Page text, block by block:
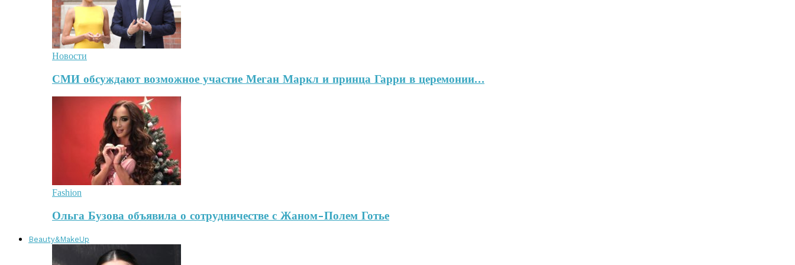
Новости
СМИ обсуждают возможное участие Меган Маркл и принца Гарри в церемонии…
Fashion
Ольга Бузова объявила о сотрудничестве с Жаном-Полем Готье
Beauty&MakeUp